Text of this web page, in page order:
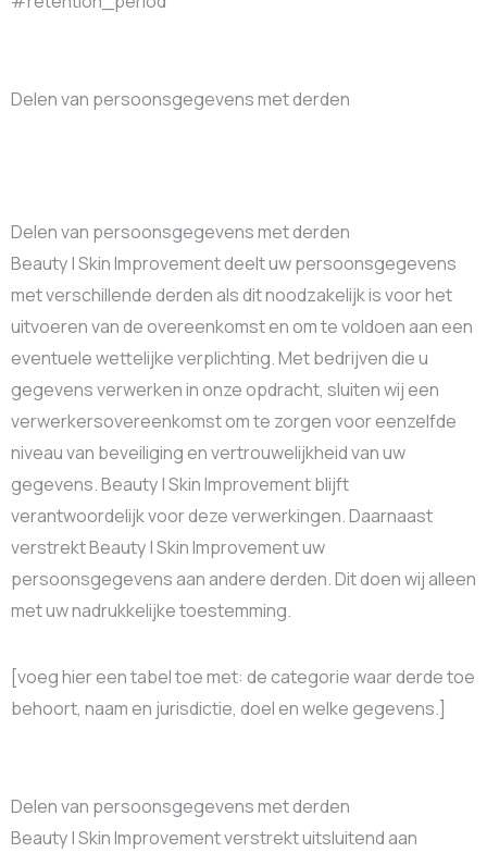
Delen van persoonsgegevens met derden
Delen van persoonsgegevens met derden
Beauty | Skin Improvement deelt uw persoonsgegevens
met verschillende derden als dit noodzakelijk is voor het
uitvoeren van de overeenkomst en om te voldoen aan een
eventuele wettelijke verplichting. Met bedrijven die u
gegevens verwerken in onze opdracht, sluiten wij een
verwerkersovereenkomst om te zorgen voor eenzelfde
niveau van beveiliging en vertrouwelijkheid van uw
gegevens. Beauty | Skin Improvement blijft
verantwoordelijk voor deze verwerkingen. Daarnaast
verstrekt Beauty | Skin Improvement uw
persoonsgegevens aan andere derden. Dit doen wij alleen
met uw nadrukkelijke toestemming.
[voeg hier een tabel toe met: de categorie waar derde toe
behoort, naam en jurisdictie, doel en welke gegevens.]
Delen van persoonsgegevens met derden
Beauty | Skin Improvement verstrekt uitsluitend aan